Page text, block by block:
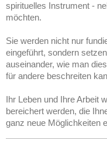
spirituelles Instrument -
möchten.
Sie werden nicht nur
eingeführt, sondern
auseinander, wie man
für andere beschreiten
Ihr Leben und Ihre Arbeit
bereichert werden, die
ganz neue Möglichkeiten